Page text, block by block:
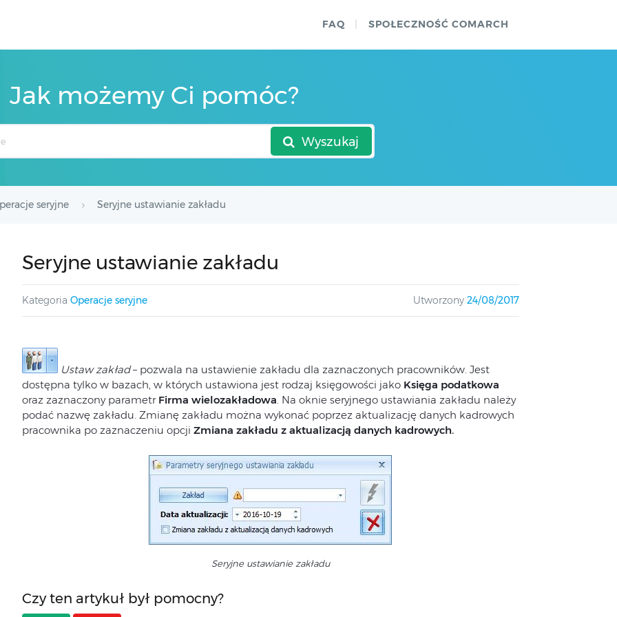
FAQ SPOŁECZNOŚĆ COMARCH
Jak możemy Ci pomóc?
Wyszukaj
seryjne Seryjne ustawianie zakładu
Seryjne ustawianie zakładu
Kategoria Operacje seryjne Utworzony 24/08/2017
Ustaw zakład– pozwala na ustawienie zakładu dla zaznaczonych pracowników. Jest
dostępna tylko w bazach, w których ustawiona jest rodzaj księgowości jako Księga podatkowa
oraz zaznaczony parametr Firma wielozakładowa. Na oknie seryjnego ustawiania zakładu należy
podać nazwę zakładu. Zmianę zakładu można wykonać poprzez aktualizację danych kadrowych
pracownika po zaznaczeniu opcji Zmiana zakładu z aktualizacją danych kadrowych.
Seryjne ustawianie zakładu
Czy ten artykuł był pomocny?